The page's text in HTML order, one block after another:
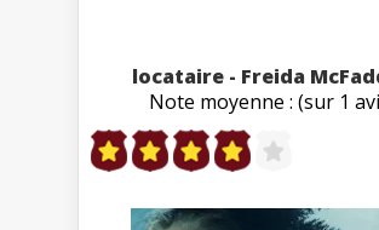
locataire - Freida
Note moyenne : (sur 1